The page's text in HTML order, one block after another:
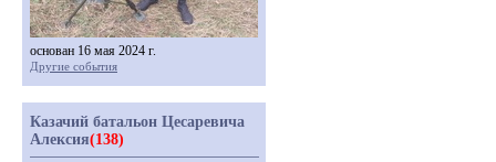
основан 16 мая 2024 г.
Другие события
Казачий батальон Цесаревича
Алексия(138)